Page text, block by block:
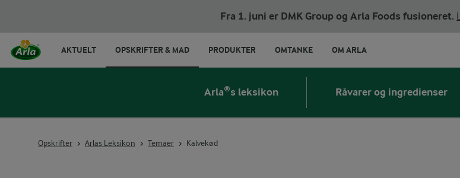
Fra 1. juni er DMK Group og Arla Foods fusioneret.
AKTUELT OPSKRIFTER & MAD PRODUKTER OMTANKE OM ARLA
Arla®s leksikon Råvarer og ingredienser
Opskrifter Arlas Leksikon Temaer Kalvekød